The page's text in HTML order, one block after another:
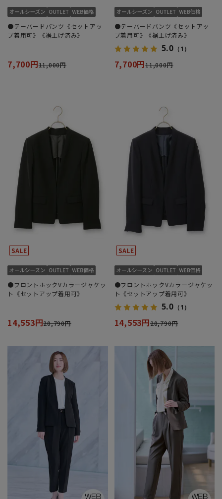
●テーパードパンツ《セットアッ
プ着用可》《裾上げ済み》
7,700円11,000円
●テーパードパンツ《セットアッ
プ着用可》《裾上げ済み》
5.0 （1）
7,700円11,000円
●フロントホックVカラージャケッ
ト《セットアップ着用可》
14,553円20,790円
●フロントホックVカラージャケッ
ト《セットアップ着用可》
5.0 （1）
14,553円20,790円